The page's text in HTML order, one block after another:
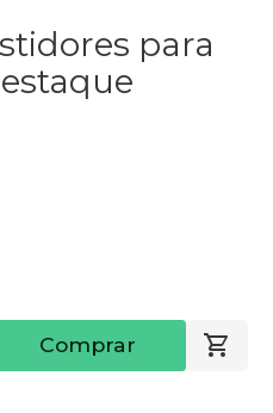
para
Comprar